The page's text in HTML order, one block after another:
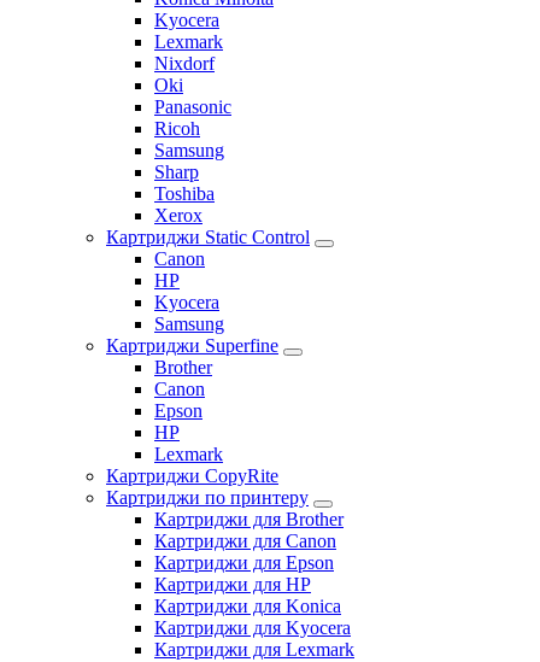
Kyocera
Lexmark
Nixdorf
Oki
Panasonic
Ricoh
Samsung
Sharp
Toshiba
Xerox
Картриджи Static Control
Canon
HP
Kyocera
Samsung
Картриджи Superfine
Brother
Canon
Epson
HP
Lexmark
Картриджи CopyRite
Картриджи по принтеру
Картриджи для Brother
Картриджи для Canon
Картриджи для Epson
Картриджи для HP
Картриджи для Konica
Картриджи для Kyocera
Картриджи для Lexmark